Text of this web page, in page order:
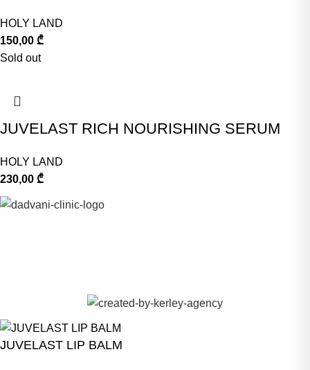
HOLY LAND
150,00 ₾
Sold out
JUVELAST RICH NOURISHING SERUM
HOLY LAND
230,00 ₾
JUVELAST LIP BALM